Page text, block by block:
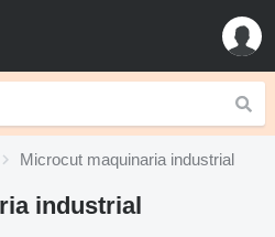
Microcut maquinaria industrial
industrial